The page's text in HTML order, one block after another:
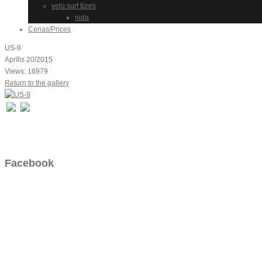
velo surf tūres
nida
Cenas/Prices
US-9
Aprīlis 20/2015
Views: 16979
Return to the gallery
Facebook